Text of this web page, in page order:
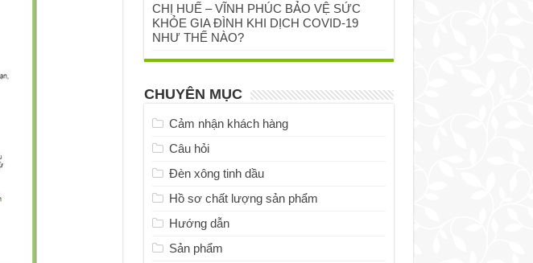
CHỊ HUẾ – VĨNH PHÚC BẢO VỆ SỨC
KHỎE GIA ĐÌNH KHI DỊCH COVID-19
NHƯ THẾ NÀO?
CHUYÊN MỤC
Cảm nhận khách hàng
Câu hỏi
Đèn xông tinh dầu
Hồ sơ chất lượng sản phẩm
Hướng dẫn
Sản phẩm